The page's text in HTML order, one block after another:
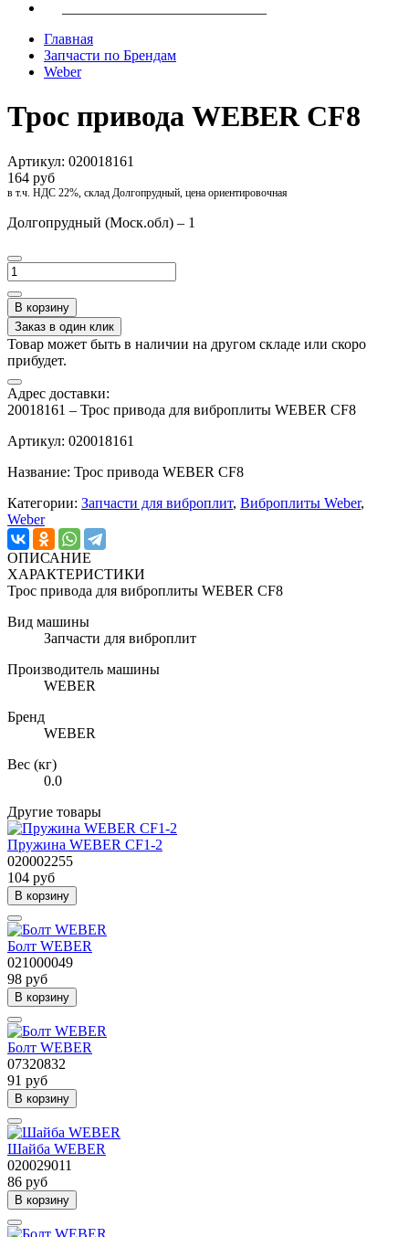
Главная
Запчасти по Брендам
Weber
Трос привода WEBER CF8
Артикул: 020018161
164 руб
в т.ч. НДС 22%, склад Долгопрудный, цена ориентировочная
Долгопрудный (Моск.обл) – 1
В корзину
Заказ в один клик
Товар может быть в наличии на другом складе или скоро
прибудет.
Адрес доставки:
20018161 – Трос привода для виброплиты WEBER CF8
Артикул: 020018161
Название: Трос привода WEBER CF8
Категории: Запчасти для виброплит, Виброплиты Weber,
Weber
ОПИСАНИЕ
ХАРАКТЕРИСТИКИ
Трос привода для виброплиты WEBER CF8
Вид машины
Запчасти для виброплит
Производитель машины
WEBER
Бренд
WEBER
Вес (кг)
0.0
Другие товары
Пружина WEBER CF1-2
020002255
104 руб
В корзину
Болт WEBER
021000049
98 руб
В корзину
Болт WEBER
07320832
91 руб
В корзину
Шайба WEBER
020029011
86 руб
В корзину